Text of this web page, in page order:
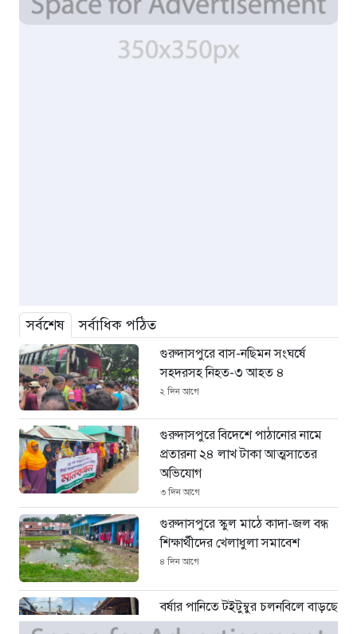
সর্বশেষ সর্বাধিক পঠিত
গুরুদাসপুরে বাস-নছিমন সংঘর্ষে
সহদরসহ নিহত-৩ আহত ৪
২ দিন আগে
গুরুদাসপুরে বিদেশে পাঠানোর নামে
প্রতারনা ২৪ লাখ টাকা আত্মসাতের
অভিযোগ
৩ দিন আগে
গুরুদাসপুরে স্কুল মাঠে কাদা-জল বন্ধ
শিক্ষার্থীদের খেলাধুলা সমাবেশ
৪ দিন আগে
বর্ষার পানিতে টইটুম্বুর চলনবিলে বাড়ছে
ডিঙি নৌকার চাহিদা